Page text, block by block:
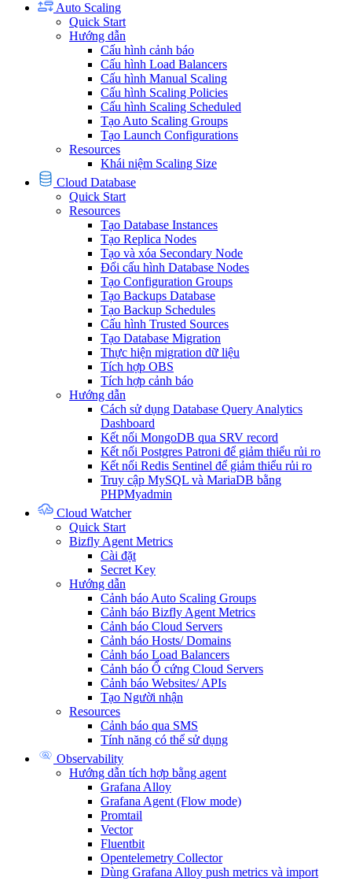
Auto Scaling
Quick Start
Hướng dẫn
Cấu hình cảnh báo
Cấu hình Load Balancers
Cấu hình Manual Scaling
Cấu hình Scaling Policies
Cấu hình Scaling Scheduled
Tạo Auto Scaling Groups
Tạo Launch Configurations
Resources
Khái niệm Scaling Size
Cloud Database
Quick Start
Resources
Tạo Database Instances
Tạo Replica Nodes
Tạo và xóa Secondary Node
Đổi cấu hình Database Nodes
Tạo Configuration Groups
Tạo Backups Database
Tạo Backup Schedules
Cấu hình Trusted Sources
Tạo Database Migration
Thực hiện migration dữ liệu
Tích hợp OBS
Tích hợp cảnh báo
Hướng dẫn
Cách sử dụng Database Query Analytics
Dashboard
Kết nối MongoDB qua SRV record
Kết nối Postgres Patroni để giảm thiểu rủi ro
Kết nối Redis Sentinel để giảm thiểu rủi ro
Truy cập MySQL và MariaDB bằng
PHPMyadmin
Cloud Watcher
Quick Start
Bizfly Agent Metrics
Cài đặt
Secret Key
Hướng dẫn
Cảnh báo Auto Scaling Groups
Cảnh báo Bizfly Agent Metrics
Cảnh báo Cloud Servers
Cảnh báo Hosts/ Domains
Cảnh báo Load Balancers
Cảnh báo Ổ cứng Cloud Servers
Cảnh báo Websites/ APIs
Tạo Người nhận
Resources
Cảnh báo qua SMS
Tính năng có thể sử dụng
Observability
Hướng dẫn tích hợp bằng agent
Grafana Alloy
Grafana Agent (Flow mode)
Promtail
Vector
Fluentbit
Opentelemetry Collector
Dùng Grafana Alloy push metrics và import